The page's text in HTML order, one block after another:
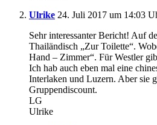
Ulrike 24. Juli 2017 um 14:03
Sehr interessanter Bericht! Auf
Thailändisch „Zur Toilette“.
Hand – Zimmer“. Für Westler
Ich hab auch eben mal eine
Interlaken und Luzern. Aber sie
Gruppendiscount.
LG
Ulrike